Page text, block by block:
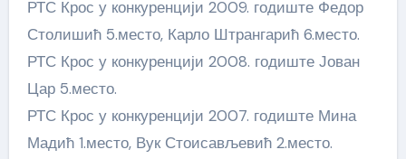
РТС Крос у конкуренцији 2009. годиште Федор
Столишић 5.место, Карло Штрангарић 6.место.
РТС Крос у конкуренцији 2008. годиште Јован
Цар 5.место.
РТС Крос у конкуренцији 2007. годиште Мина
Мадић 1.место, Вук Стоисављевић 2.место.